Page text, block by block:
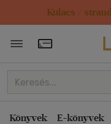
Kulacs /
Törzsvásárlói
Könyvek E-könyvek